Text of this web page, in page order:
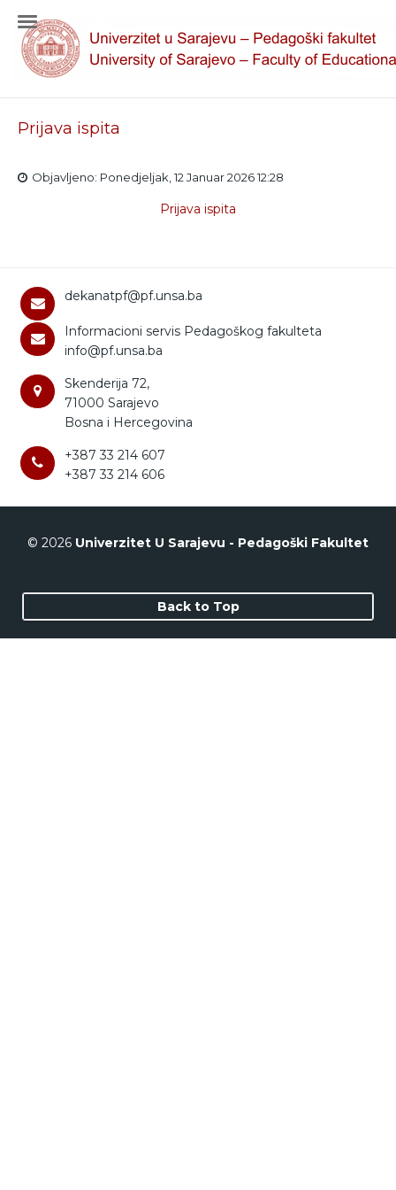
Prijava ispita
Objavljeno: Ponedjeljak, 12 Januar 2026 12:28
Prijava ispita
dekanatpf@pf.unsa.ba
Informacioni servis Pedagoškog fakulteta
info@pf.unsa.ba
Skenderija 72,
71000 Sarajevo
Bosna i Hercegovina
+387 33 214 607
+387 33 214 606
© 2026 Univerzitet U Sarajevu - Pedagoški Fakultet
Back to Top